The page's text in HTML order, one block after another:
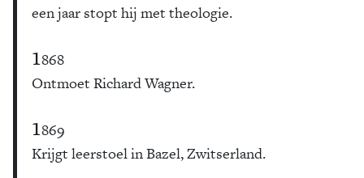
een jaar stopt hij met theologie.
1868
Ontmoet Richard Wagner.
1869
Krijgt leerstoel in Bazel, Zwitserland.